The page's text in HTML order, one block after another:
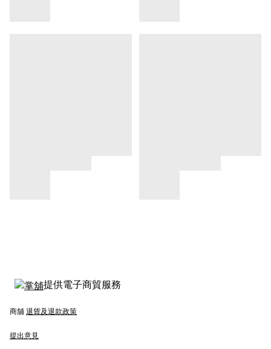
提供電子商貿服務
商舖 退貨及退款政策
提出意見